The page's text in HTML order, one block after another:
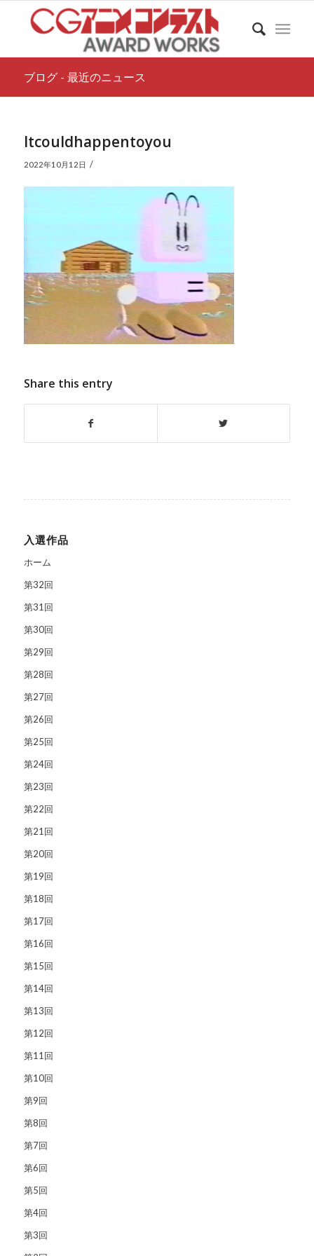
ブログ - 最近のニュース
Itcouldhappentoyou
2022年10月12日 /
Share this entry
入選作品
ホーム
第32回
第31回
第30回
第29回
第28回
第27回
第26回
第25回
第24回
第23回
第22回
第21回
第20回
第19回
第18回
第17回
第16回
第15回
第14回
第13回
第12回
第11回
第10回
第9回
第8回
第7回
第6回
第5回
第4回
第3回